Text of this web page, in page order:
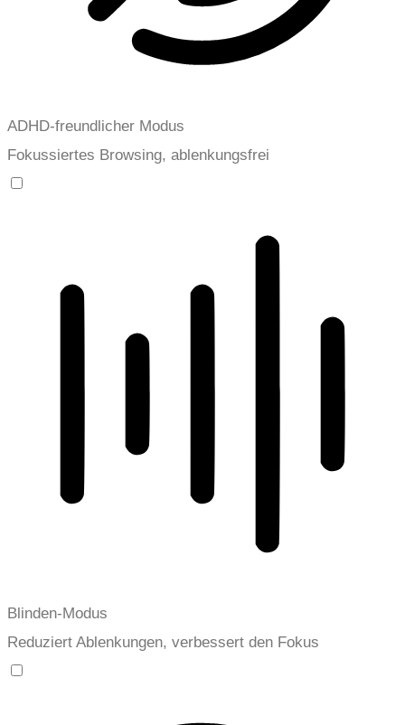
ADHD-freundlicher Modus
Fokussiertes Browsing, ablenkungsfrei
Blinden-Modus
Reduziert Ablenkungen, verbessert den Fokus